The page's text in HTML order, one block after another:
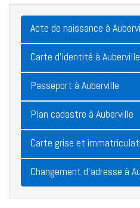
Acte de naissance à
Carte d'identité à Auberville
Passeport à Auberville
Plan cadastre à Auberville
Carte grise et
Changement d'adresse à